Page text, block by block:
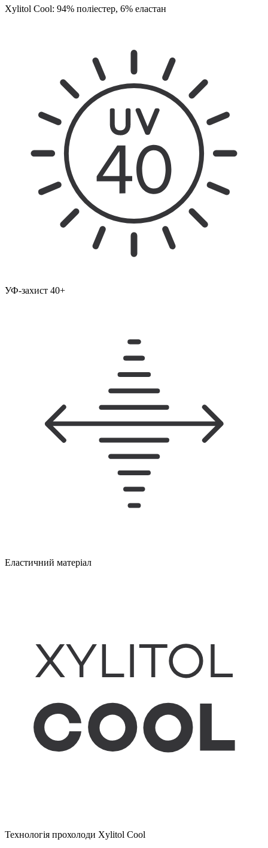
Xylitol Cool: 94% поліестер, 6% еластан
УФ-захист 40+
Еластичний матеріал
Технологія прохолоди Xylitol Cool